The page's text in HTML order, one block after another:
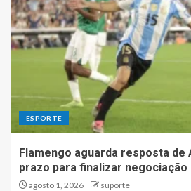
ESPORTE
Flamengo aguarda resposta de
prazo para finalizar negociação
agosto 1, 2026 suporte